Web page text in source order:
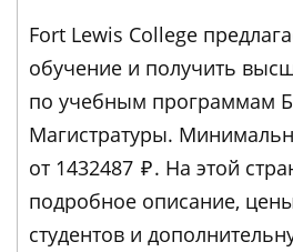
Fort Lewis College
обучение и получить
по учебным программам
Магистратуры.
от 1432487 ₽. На этой
подробное описание,
студентов и